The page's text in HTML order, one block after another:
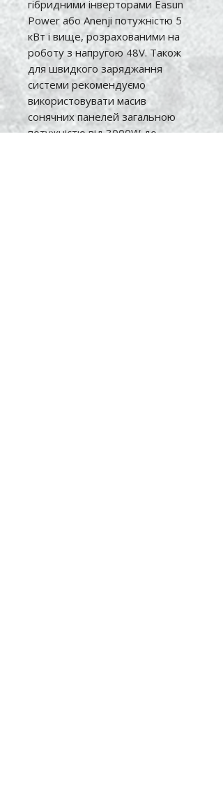
гібридними інверторами Easun
Power або Anenji потужністю 5
кВт і вище, розрахованими на
роботу з напругою 48V. Також
для швидкого заряджання
системи рекомендуємо
використовувати масив
сонячних панелей загальною
потужністю від 3000W до